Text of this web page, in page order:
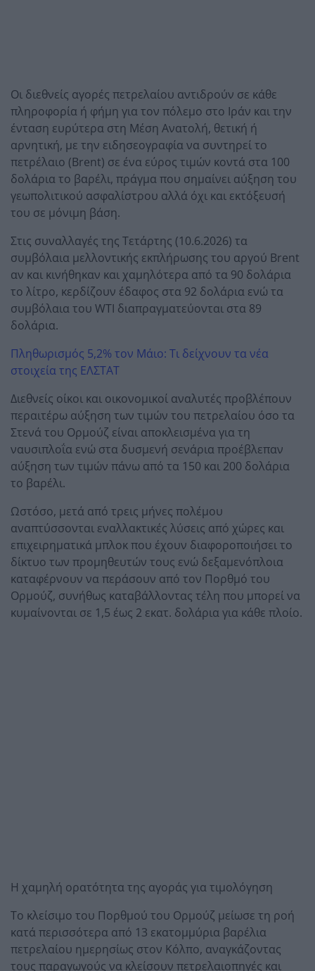
Οι διεθνείς αγορές πετρελαίου αντιδρούν σε κάθε
πληροφορία ή φήμη για τον πόλεμο στο Ιράν και την
ένταση ευρύτερα στη Μέση Ανατολή, θετική ή
αρνητική, με την ειδησεογραφία να συντηρεί το
πετρέλαιο (Brent) σε ένα εύρος τιμών κοντά στα 100
δολάρια το βαρέλι, πράγμα που σημαίνει αύξηση του
γεωπολιτικού ασφαλίστρου αλλά όχι και εκτόξευσή
του σε μόνιμη βάση.
Στις συναλλαγές της Τετάρτης (10.6.2026) τα
συμβόλαια μελλοντικής εκπλήρωσης του αργού Brent
αν και κινήθηκαν και χαμηλότερα από τα 90 δολάρια
το λίτρο, κερδίζουν έδαφος στα 92 δολάρια ενώ τα
συμβόλαια του WTI διαπραγματεύονται στα 89
δολάρια.
Πληθωρισμός 5,2% τον Μάιο: Τι δείχνουν τα νέα
στοιχεία της ΕΛΣΤΑΤ
Διεθνείς οίκοι και οικονομικοί αναλυτές προβλέπουν
περαιτέρω αύξηση των τιμών του πετρελαίου όσο τα
Στενά του Ορμούζ είναι αποκλεισμένα για τη
ναυσιπλοΐα ενώ στα δυσμενή σενάρια προέβλεπαν
αύξηση των τιμών πάνω από τα 150 και 200 δολάρια
το βαρέλι.
Ωστόσο, μετά από τρεις μήνες πολέμου
αναπτύσσονται εναλλακτικές λύσεις από χώρες και
επιχειρηματικά μπλοκ που έχουν διαφοροποιήσει το
δίκτυο των προμηθευτών τους ενώ δεξαμενόπλοια
καταφέρνουν να περάσουν από τον Πορθμό του
Ορμούζ, συνήθως καταβάλλοντας τέλη που μπορεί να
κυμαίνονται σε 1,5 έως 2 εκατ. δολάρια για κάθε πλοίο.
Η χαμηλή ορατότητα της αγοράς για τιμολόγηση
Το κλείσιμο του Πορθμού του Ορμούζ μείωσε τη ροή
κατά περισσότερα από 13 εκατομμύρια βαρέλια
πετρελαίου ημερησίως στον Κόλπο, αναγκάζοντας
τους παραγωγούς να κλείσουν πετρελαιοπηγές και